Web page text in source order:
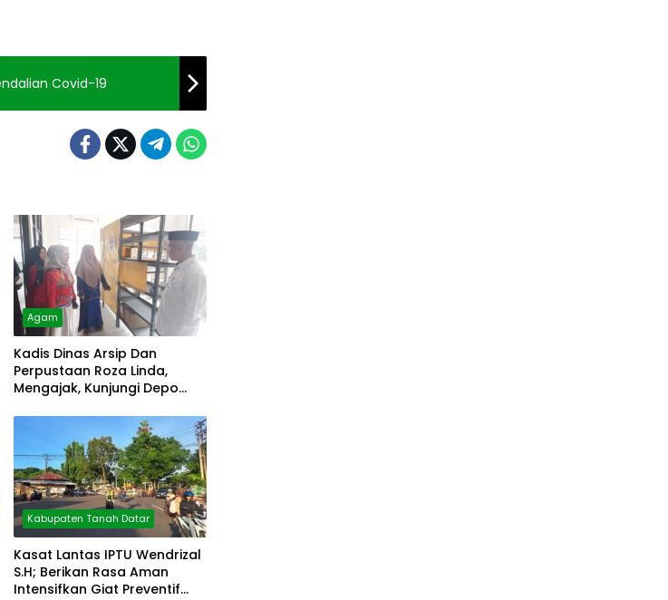
Covid-19
Agam
Kadis Dinas Arsip Dan
Perpustaan Roza Linda,
Mengajak, Kunjungi Depo
Kabupaten Tanah Datar
Kasat Lantas IPTU Wendrizal
S.H; Berikan Rasa Aman
Intensifkan Giat Preventif